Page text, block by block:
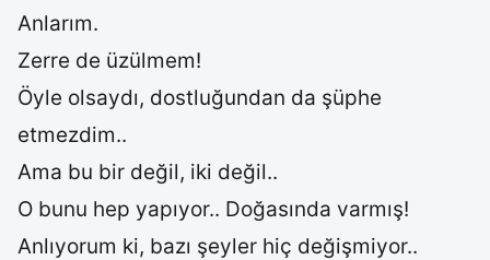
Anlarım.
Zerre de üzülmem!
Öyle olsaydı, dostluğundan da şüphe
etmezdim..
Ama bu bir değil, iki değil..
O bunu hep yapıyor.. Doğasında varmış!
Anlıyorum ki, bazı şeyler hiç değişmiyor..